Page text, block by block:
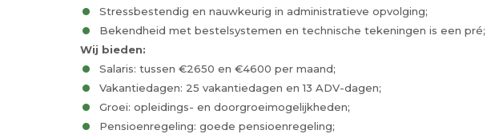
Stressbestendig en nauwkeurig in administratieve opvolging;
Bekendheid met bestelsystemen en technische tekeningen is een pré;
Wij bieden:
Salaris: tussen €2650 en €4600 per maand;
Vakantiedagen: 25 vakantiedagen en 13 ADV-dagen;
Groei: opleidings- en doorgroeimogelijkheden;
Pensioenregeling: goede pensioenregeling;